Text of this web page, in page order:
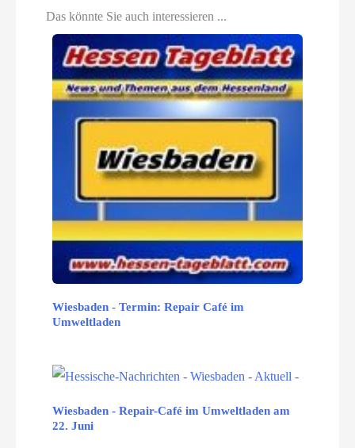
Das könnte Sie auch interessieren ...
Wiesbaden - Termin: Repair Café im
Umweltladen
Wiesbaden - Repair-Café im Umweltladen am
22. Juni